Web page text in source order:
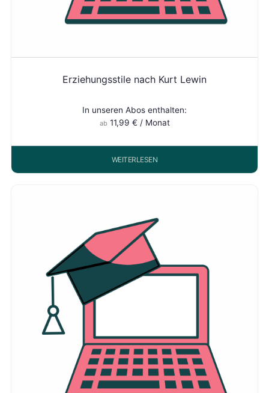
Erziehungsstile nach Kurt Lewin
In unseren Abos enthalten:
ab 11,99 € / Monat
WEITERLESEN